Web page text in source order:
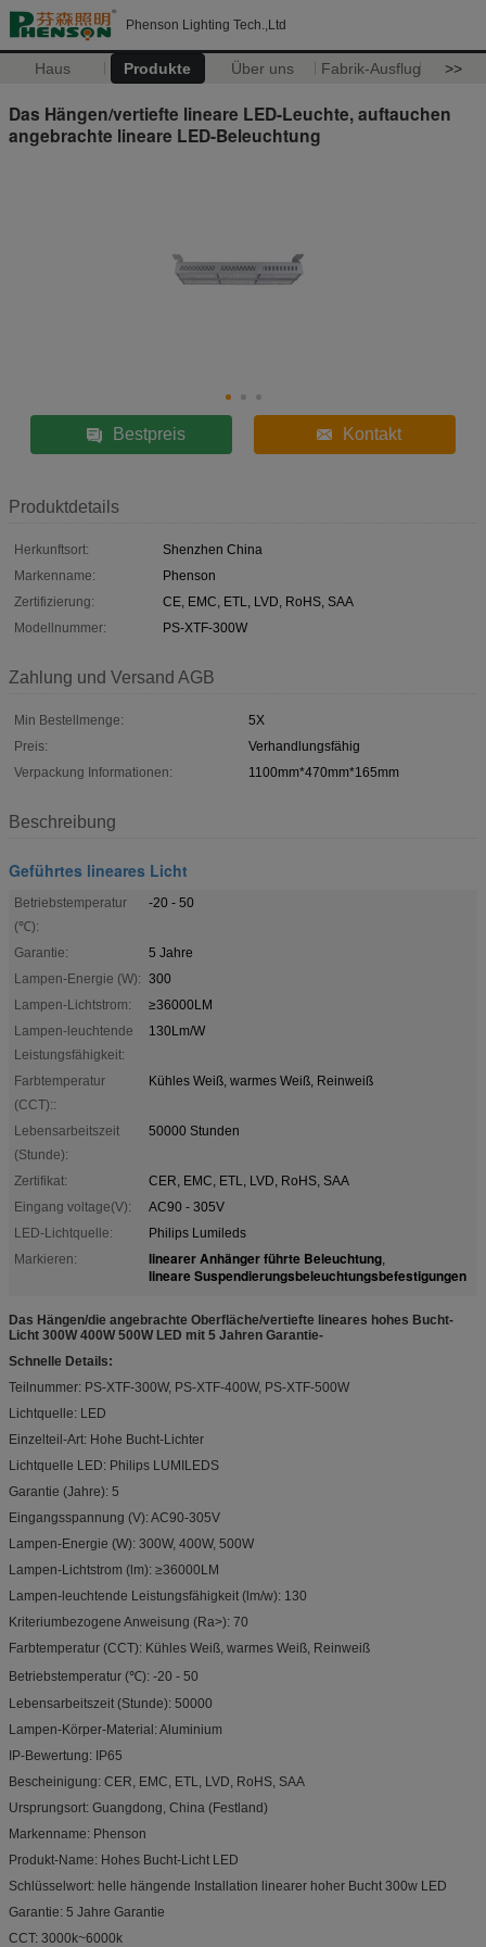
Phenson Lighting Tech.,Ltd
Haus Produkte Über uns Fabrik-Ausflug >>
Das Hängen/vertiefte lineare LED-Leuchte, auftauchen
angebrachte lineare LED-Beleuchtung
Bestpreis Kontakt
Produktdetails
Herkunftsort:
Shenzhen China
Markenname:
Phenson
Zertifizierung:
CE, EMC, ETL, LVD, RoHS, SAA
Modellnummer:
PS-XTF-300W
Zahlung und Versand AGB
Min Bestellmenge:
5X
Preis:
Verhandlungsfähig
Verpackung Informationen:
1100mm*470mm*165mm
Beschreibung
Geführtes lineares Licht
Betriebstemperatur
(℃):
-20 - 50
Garantie:
5 Jahre
Lampen-Energie (W): 300
Lampen-Lichtstrom:
≥36000LM
Lampen-leuchtende
Leistungsfähigkeit:
130Lm/W
Farbtemperatur
(CCT)::
Kühles Weiß, warmes Weiß, Reinweiß
Lebensarbeitszeit
(Stunde):
50000 Stunden
Zertifikat:
CER, EMC, ETL, LVD, RoHS, SAA
Eingang voltage(V):
AC90 - 305V
LED-Lichtquelle:
Philips Lumileds
Markieren:
linearer Anhänger führte Beleuchtung,
lineare Suspendierungsbeleuchtungsbefestigungen
Das Hängen/die angebrachte Oberfläche/vertiefte lineares hohes Bucht-
Licht 300W 400W 500W LED mit 5 Jahren Garantie-
Schnelle Details:
Teilnummer: PS-XTF-300W, PS-XTF-400W, PS-XTF-500W
Lichtquelle: LED
Einzelteil-Art: Hohe Bucht-Lichter
Lichtquelle LED: Philips LUMILEDS
Garantie (Jahre): 5
Eingangsspannung (V): AC90-305V
Lampen-Energie (W): 300W, 400W, 500W
Lampen-Lichtstrom (lm): ≥36000LM
Lampen-leuchtende Leistungsfähigkeit (lm/w): 130
Kriteriumbezogene Anweisung (Ra>): 70
Farbtemperatur (CCT): Kühles Weiß, warmes Weiß, Reinweiß
Betriebstemperatur (℃): -20 - 50
Lebensarbeitszeit (Stunde): 50000
Lampen-Körper-Material: Aluminium
IP-Bewertung: IP65
Bescheinigung: CER, EMC, ETL, LVD, RoHS, SAA
Ursprungsort: Guangdong, China (Festland)
Markenname: Phenson
Produkt-Name: Hohes Bucht-Licht LED
Schlüsselwort: helle hängende Installation linearer hoher Bucht 300w LED
Garantie: 5 Jahre Garantie
CCT: 3000k~6000k